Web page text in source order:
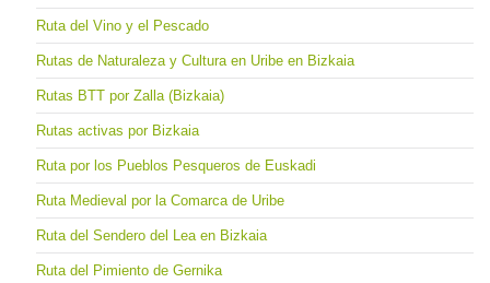
Ruta del Vino y el Pescado
Rutas de Naturaleza y Cultura en Uribe en Bizkaia
Rutas BTT por Zalla (Bizkaia)
Rutas activas por Bizkaia
Ruta por los Pueblos Pesqueros de Euskadi
Ruta Medieval por la Comarca de Uribe
Ruta del Sendero del Lea en Bizkaia
Ruta del Pimiento de Gernika